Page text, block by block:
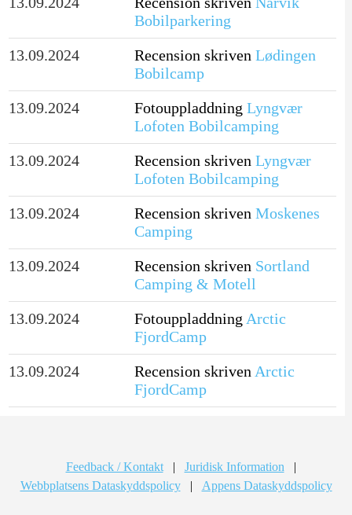
Bobilparkering
13.09.2024
Recension skriven Lødingen
Bobilcamp
13.09.2024
Fotouppladdning Lyngvær
Lofoten Bobilcamping
13.09.2024
Recension skriven Lyngvær
Lofoten Bobilcamping
13.09.2024
Recension skriven Moskenes
Camping
13.09.2024
Recension skriven Sortland
Camping & Motell
13.09.2024
Fotouppladdning Arctic
FjordCamp
13.09.2024
Recension skriven Arctic
FjordCamp
Feedback / Kontakt | Juridisk Information
|
Webbplatsens Dataskyddspolicy
| Appens Dataskyddspolicy